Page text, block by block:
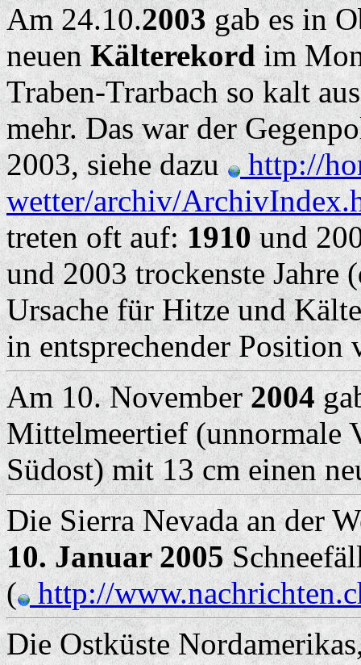
Am 24.10.2003gab es in
neuenKälterekordim
Traben-Trarbach so kalt
mehr. Das war der
2003, siehe dazu http://
wetter/archiv/
treten oft auf:1910und
und 2003 trockenste Jahre
Ursache für Hitze und
in entsprechender Position
Am 10. November2004
Mittelmeertief (unnormale
Südost) mit 13 cm einen
Die Sierra Nevada an der
10. Januar 2005
( http://
Die Ostküste